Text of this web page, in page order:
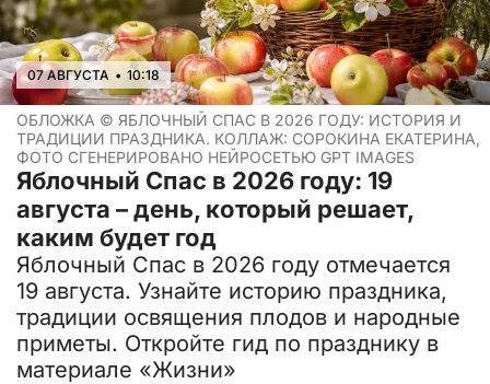
07 АВГУСТА • 10:18
ОБЛОЖКА © ЯБЛОЧНЫЙ СПАС В 2026 ГОДУ: ИСТОРИЯ И
ТРАДИЦИИ ПРАЗДНИКА. КОЛЛАЖ: СОРОКИНА ЕКАТЕРИНА,
ФОТО СГЕНЕРИРОВАНО НЕЙРОСЕТЬЮ GPT IMAGES
Яблочный Спас в 2026 году: 19
августа – день, который решает,
каким будет год
Яблочный Спас в 2026 году отмечается
19 августа. Узнайте историю праздника,
традиции освящения плодов и народные
приметы. Откройте гид по празднику в
материале «Жизни»